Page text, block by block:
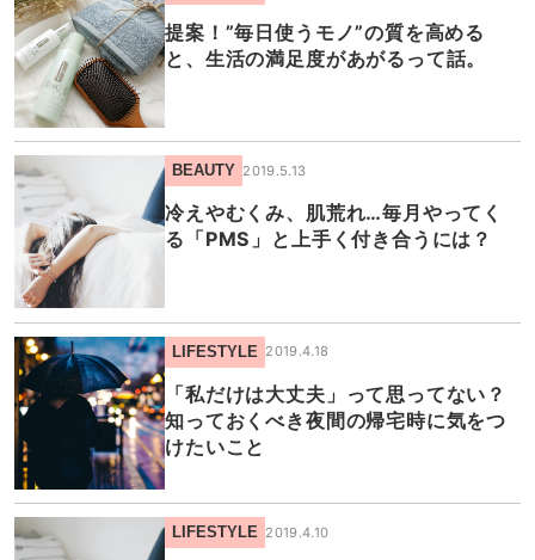
提案！”毎日使うモノ”の質を高める
と、生活の満足度があがるって話。
BEAUTY 2019.5.13
冷えやむくみ、肌荒れ…毎月やってく
る「PMS」と上手く付き合うには？
LIFESTYLE 2019.4.18
「私だけは大丈夫」って思ってない？
知っておくべき夜間の帰宅時に気をつ
けたいこと
LIFESTYLE 2019.4.10